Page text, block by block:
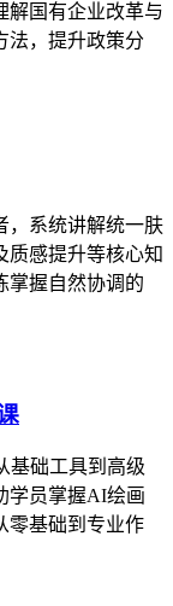
解国有企业改革与
法，提升政策分
，系统讲解统一肤
质感提升等核心知
掌握自然协调的
基础工具到高级
学员掌握AI绘画
零基础到专业作